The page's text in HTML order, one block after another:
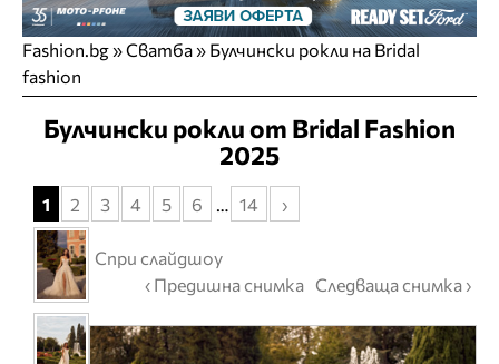
Fashion.bg»Сватба» Булчински рокли на Bridal
fashion
Булчински рокли от Bridal Fashion
2025
Спри слайдшоу
‹ Предишна снимка Следваща снимка ›
1 2 3 4 5 6 … 14 ›